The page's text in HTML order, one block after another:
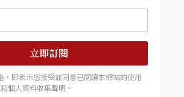
以與同畫派其他成員相比，但畫作
現主義的特色也深獲康丁斯基的讚
氛圍的影響下，荀貝格與策姆林斯
Zemlinsky，1871-1942）等年
一九○四年組成「創樂協會」（Ver
立即訂閱
，即表示您接受並同意已閱讀本網站的使用
個人資料收集聲明。